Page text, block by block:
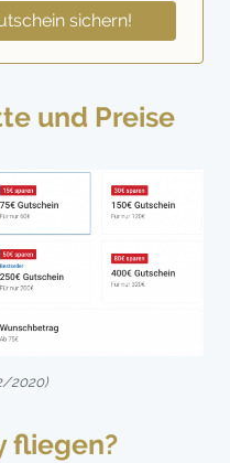
sichern!
und Preise
2020)
fliegen?